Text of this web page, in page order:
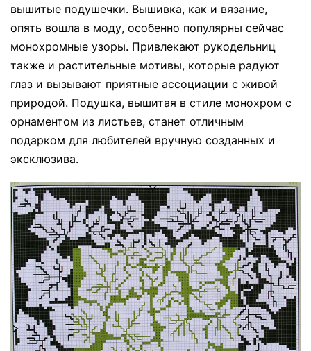
вышитые подушечки. Вышивка, как и вязание,
опять вошла в моду, особенно популярны сейчас
монохромные узоры. Привлекают рукодельниц
также и растительные мотивы, которые радуют
глаз и вызывают приятные ассоциации с живой
природой. Подушка, вышитая в стиле монохром с
орнаментом из листьев, станет отличным
подарком для любителей вручную созданных и
эксклюзива.